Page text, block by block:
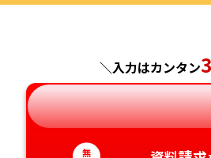
神奈川県
長野県
岐阜県
兵庫県
奈良県
広島県
山口県
長崎県
熊本県
＼入力はカンタン
無